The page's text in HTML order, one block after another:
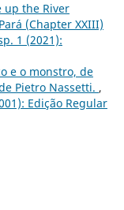
up the River
(Chapter XXIII)
1 (2021):
e o monstro, de
Pietro Nassetti. ,
Edição Regular